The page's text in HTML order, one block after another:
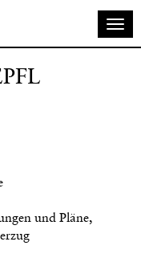
und Pläne,